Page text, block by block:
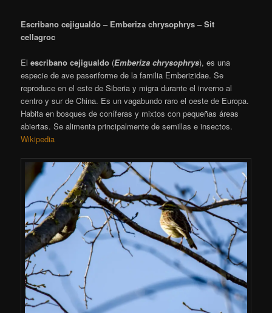
Escribano cejigualdo – Emberiza chrysophrys – Sit
cellagroc
Elescribano cejigualdo (Emberiza chrysophrys), ​ es una
especie de ave paseriforme de la familia Emberizidae. Se
reproduce en el este de Siberia y migra durante el inverno al
centro y sur de China. Es un vagabundo raro el oeste de Europa.
Habita en bosques de coníferas y mixtos con pequeñas áreas
abiertas. Se alimenta principalmente de semillas e insectos.
Wikipedia